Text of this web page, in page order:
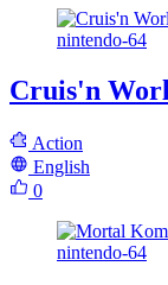
nintendo-64
Cruis'n
Action
English
0
nintendo-64